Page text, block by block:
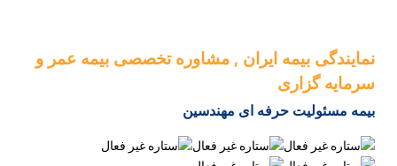
نمایندگی بیمه ایران , مشاوره تخصصی بیمه عمر و
سرمایه گزاری
بیمه مسئولیت حرفه ای مهندسین